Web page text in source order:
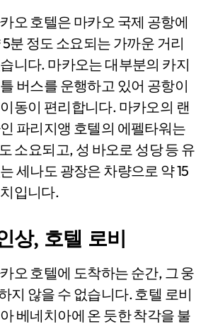
오 호텔은 마카오 국제 공항에
분 정도 소요되는 가까운 거리
니다. 마카오는 대부분의 카지
버스를 운행하고 있어 공항이
동이 편리합니다. 마카오의 랜
파리지앵 호텔의 에펠타워는
소요되고, 성 바오로 성당 등 유
세나도 광장은 차량으로 약 15
입니다.
상, 호텔 로비
오 호텔에 도착하는 순간, 그 웅
지 않을 수 없습니다. 호텔 로비
베네치아에 온 듯한 착각을 불